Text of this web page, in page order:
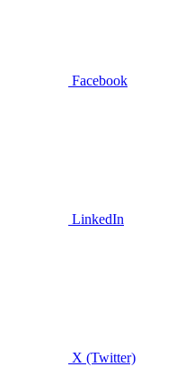
Facebook
LinkedIn
X (Twitter)